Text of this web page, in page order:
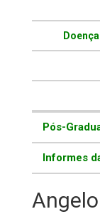
Pós-
Informes